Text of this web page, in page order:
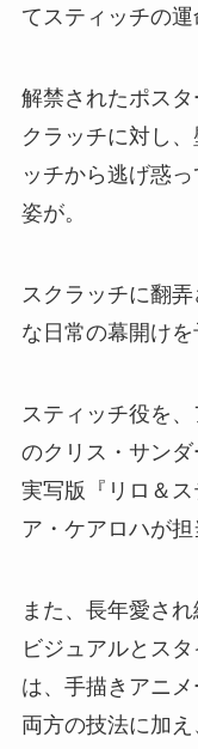
てスティッチの
解禁されたポス
クラッチに対し
ッチから逃げ惑
姿が。
スクラッチに翻
な日常の幕開けを
スティッチ役を
のクリス・サン
実写版『リロ＆
ア・ケアロハが担
また、長年愛さ
ビジュアルとス
は、手描きアニ
両方の技法に加